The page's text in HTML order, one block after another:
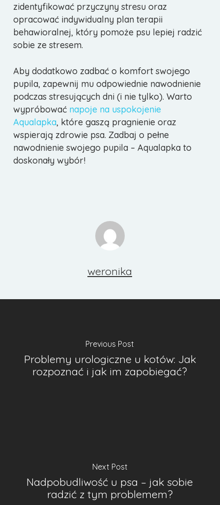
zidentyfikować przyczyny stresu oraz
opracować indywidualny plan terapii
behawioralnej, który pomoże psu lepiej radzić
sobie ze stresem.
Aby dodatkowo zadbać o komfort swojego
pupila, zapewnij mu odpowiednie nawodnienie
podczas stresujących dni (i nie tylko). Warto
wypróbować napoje na uspokojenie
Aqualapka, które gaszą pragnienie oraz
wspierają zdrowie psa. Zadbaj o pełne
nawodnienie swojego pupila – Aqualapka to
doskonały wybór!
weronika
Previous Post
Problemy urologiczne u kotów: Jak
rozpoznać i jak im zapobiegać?
Next Post
Nadpobudliwość u psa – jak sobie
radzić z tym problemem?